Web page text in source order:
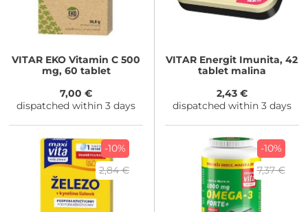
VITAR EKO Vitamin C 500
mg, 60 tablet
7,00 €
dispatched within 3 days
VITAR Energit Imunita, 42
tablet malina
2,43 €
dispatched within 3 days
-10%
2,84 €
-10%
7,37 €